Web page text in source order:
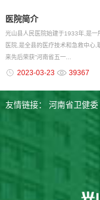
医院简介
光山县人民医院始建于1933年,是一
医院,是全县的医疗技术和急救中心
来先后荣获“河南省五一...
2023-03-23 39367
友情链接： 河南省卫健委